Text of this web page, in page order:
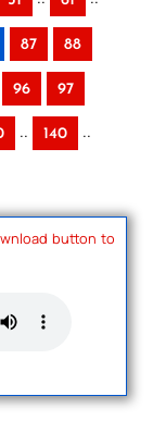
87 88
96 97
.. 140 ..
button to